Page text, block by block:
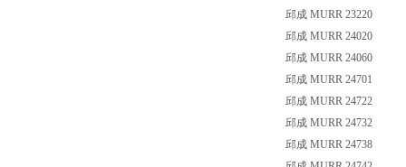
邱成 MURR 23220
邱成 MURR 24020
邱成 MURR 24060
邱成 MURR 24701
邱成 MURR 24722
邱成 MURR 24732
邱成 MURR 24738